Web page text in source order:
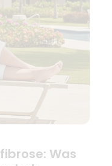
Was